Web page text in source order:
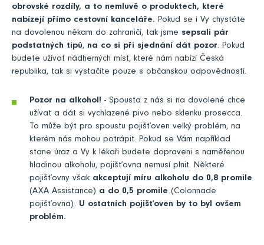
obrovské rozdíly, a to nemluvě o produktech, které
nabízejí přímo cestovní kanceláře. Pokud se i Vy chystáte
na dovolenou někam do zahraničí, tak jsme sepsali pár
podstatných tipů, na co si při sjednání dát pozor. Pokud
budete užívat nádherných míst, které nám nabízí Česká
republika, tak si vystačíte pouze s občanskou odpovědností.
Pozor na alkohol! - Spousta z nás si na dovolené chce
užívat a dát si vychlazené pivo nebo sklenku prosecca.
To může být pro spoustu pojišťoven velký problém, na
kterém nás mohou potrápit. Pokud se Vám například
stane úraz a Vy k lékaři budete dopraveni s naměřenou
hladinou alkoholu, pojišťovna nemusí plnit. Některé
pojišťovny však akceptují míru alkoholu do 0,8 promile
(AXA Assistance) a do 0,5 promile (Colonnade
pojišťovna). U ostatních pojišťoven by to byl ovšem
problém.